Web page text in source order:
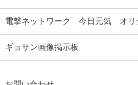
電撃ネットワーク 今日元気 オリ
ギョサン画像掲示板